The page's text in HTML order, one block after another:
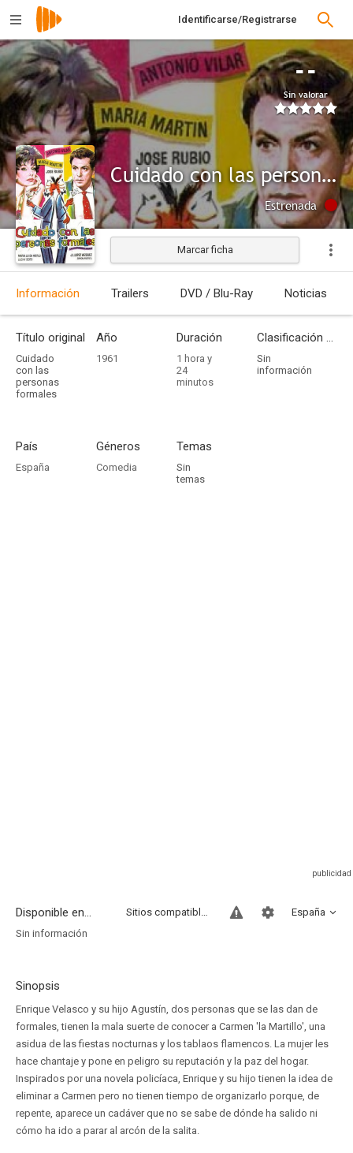
Identificarse/Registrarse
--
Sin valorar
Cuidado con las personas formales
Estrenada
Marcar ficha
Información Trailers DVD / Blu-Ray Noticias
Título original
Cuidado
con las
personas
formales
Año
1961
Duración
1 hora y
24
minutos
Clasificación por edades
Sin
información
País
España
Géneros
Comedia
Temas
Sin
temas
Disponible en... España
Sitios compatibles
Sin información
Sinopsis
Enrique Velasco y su hijo Agustín, dos personas que se las dan de
formales, tienen la mala suerte de conocer a Carmen 'la Martillo', una
asidua de las fiestas nocturnas y los tablaos flamencos. La mujer les
hace chantaje y pone en peligro su reputación y la paz del hogar.
Inspirados por una novela policíaca, Enrique y su hijo tienen la idea de
eliminar a Carmen pero no tienen tiempo de organizarlo porque, de
repente, aparece un cadáver que no se sabe de dónde ha salido ni
cómo ha ido a parar al arcón de la salita.